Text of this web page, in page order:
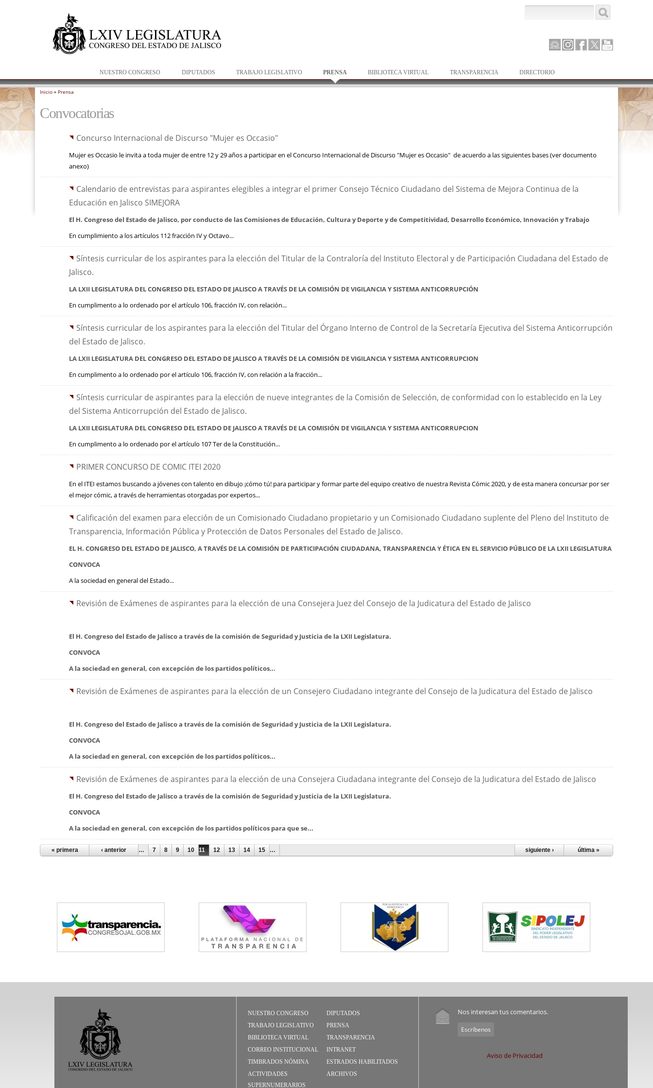
Formulario de
búsqueda
Canal
Instagram
Facebook
Twitter
NUESTRO CONGRESO DIPUTADOS TRABAJO LEGISLATIVO PRENSA BIBLIOTECA VIRTUAL TRANSPARENCIA DIRECTORIO
Inicio » Prensa
Convocatorias
Concurso Internacional de Discurso "Mujer es Occasio"
Mujer es Occasio le invita a toda mujer de entre 12 y 29 años a participar en el Concurso Internacional de Discurso "Mujer es Occasio" de acuerdo a las siguientes bases (ver documento
anexo)
Calendario de entrevistas para aspirantes elegibles a integrar el primer Consejo Técnico Ciudadano del Sistema de Mejora Continua de la
Educación en Jalisco SIMEJORA
El H. Congreso del Estado de Jalisco, por conducto de las Comisiones de Educación, Cultura y Deporte y de Competitividad, Desarrollo Económico, Innovación y Trabajo
En cumplimiento a los artículos 112 fracción IV y Octavo...
Síntesis curricular de los aspirantes para la elección del Titular de la Contraloría del Instituto Electoral y de Participación Ciudadana del Estado de
Jalisco.
LA LXII LEGISLATURA DELCONGRESO DEL ESTADO DE JALISCOA TRAVÉS DE LA COMISIÓN DE VIGILANCIA Y SISTEMA ANTICORRUPCIÓN
En cumplimento a lo ordenado por el artículo 106, fracción IV, con relación...
Síntesis curricular de los aspirantes para la elección del Titular del Órgano Interno de Control de la Secretaría Ejecutiva del Sistema Anticorrupción
del Estado de Jalisco.
LA LXII LEGISLATURA DEL CONGRESO DEL ESTADO DE JALISCOA TRAVÉS DE LA COMISIÓN DE VIGILANCIA Y SISTEMA ANTICORRUPCION
En cumplimento a lo ordenado por el artículo 106, fracción IV, con relación a la fracción...
Síntesis curricular de aspirantes para la elección de nueve integrantes de la Comisión de Selección, de conformidad con lo establecido en la Ley
del Sistema Anticorrupción del Estado de Jalisco.
LA LXII LEGISLATURA DELCONGRESO DEL ESTADO DE JALISCOA TRAVÉS DE LA COMISIÓN DE VIGILANCIA Y SISTEMA ANTICORRUPCION
En cumplimento a lo ordenado por el artículo 107 Ter de la Constitución...
PRIMER CONCURSO DE COMIC ITEI 2020
En el ITEI estamos buscando a jóvenes con talento en dibujo ¡cómo tú! para participar y formar parte del equipo creativo de nuestra Revista Cómic 2020, y de esta manera concursar por ser
el mejor cómic, a través de herramientas otorgadas por expertos...
Calificación del examen para elección de un Comisionado Ciudadano propietario y un Comisionado Ciudadano suplente del Pleno del Instituto de
Transparencia, Información Pública y Protección de Datos Personales del Estado de Jalisco.
EL H. CONGRESO DEL ESTADO DE JALISCO, A TRAVÉS DE LA COMISIÓN DE PARTICIPACIÓN CIUDADANA, TRANSPARENCIA Y ÉTICA EN EL SERVICIO PÚBLICO DE LA LXII LEGISLATURA
CONVOCA
A la sociedad en general del Estado...
Revisión de Exámenes de aspirantes para la elección de una Consejera Juez del Consejo de la Judicatura del Estado de Jalisco
El H. Congreso del Estado de Jalisco a través de la comisión de Seguridad y Justicia de la LXII Legislatura.
CONVOCA
A la sociedad en general, con excepción de los partidos políticos...
Revisión de Exámenes de aspirantes para la elección de un Consejero Ciudadano integrante del Consejo de la Judicatura del Estado de Jalisco
El H. Congreso del Estado de Jalisco a través de la comisión de Seguridad y Justicia de la LXII Legislatura.
CONVOCA
A la sociedad en general, con excepción de los partidos políticos...
Revisión de Exámenes de aspirantes para la elección de una Consejera Ciudadana integrante del Consejo de la Judicatura del Estado de Jalisco
El H. Congreso del Estado de Jalisco a través de la comisión de Seguridad y Justicia de la LXII Legislatura.
CONVOCA
A la sociedad en general, con excepción de los partidos políticos para que se...
Páginas
« primera ‹ anterior … 7 8 9 10 11 12 13 14 15 … siguiente › última »
NUESTRO CONGRESO
DIPUTADOS
TRABAJO LEGISLATIVO
PRENSA
BIBLIOTECA VIRTUAL
TRANSPARENCIA
CORREO INSTITUCIONAL
INTRANET
TIMBRADOS NÓMINA
ESTRADOS HABILITADOS
ACTIVIDADES
SUPERNUMERARIOS
ARCHIVOS
Nos interesan tus comentarios.
Escríbenos
Aviso de Privacidad